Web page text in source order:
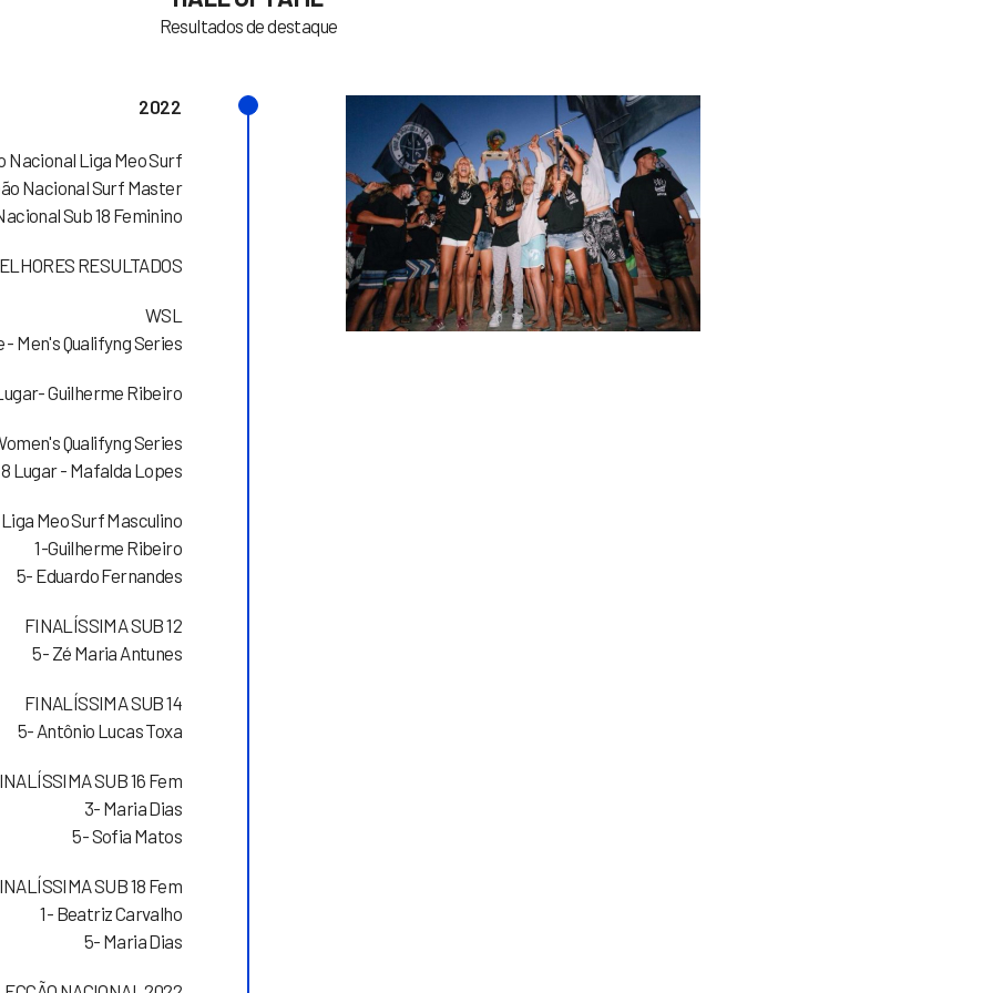
Resultados de destaque
2022
Nacional Liga Meo Surf
Nacional Surf Master
Sub 18 Feminino
RESULTADOS
WSL
- Men's Qualifyng Series
Guilherme Ribeiro
Qualifyng Series
8 Lugar - Mafalda Lopes
Liga Meo Surf Masculino
1-Guilherme Ribeiro
5- Eduardo Fernandes
FINALÍSSIMA SUB 12
5- Zé Maria Antunes
FINALÍSSIMA SUB 14
5- Antônio Lucas Toxa
SUB 16 Fem
3- Maria Dias
5- Sofia Matos
SUB 18 Fem
1- Beatriz Carvalho
5- Maria Dias